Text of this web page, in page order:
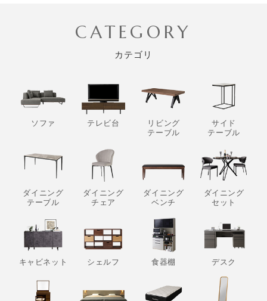
CATEGORY
カテゴリ
ソファ テレビ台
リビング
テーブル
サイド
テーブル
ダイニング
テーブル
ダイニング
チェア
ダイニング
ベンチ
ダイニング
セット
キャビネット シェルフ 食器棚 デスク